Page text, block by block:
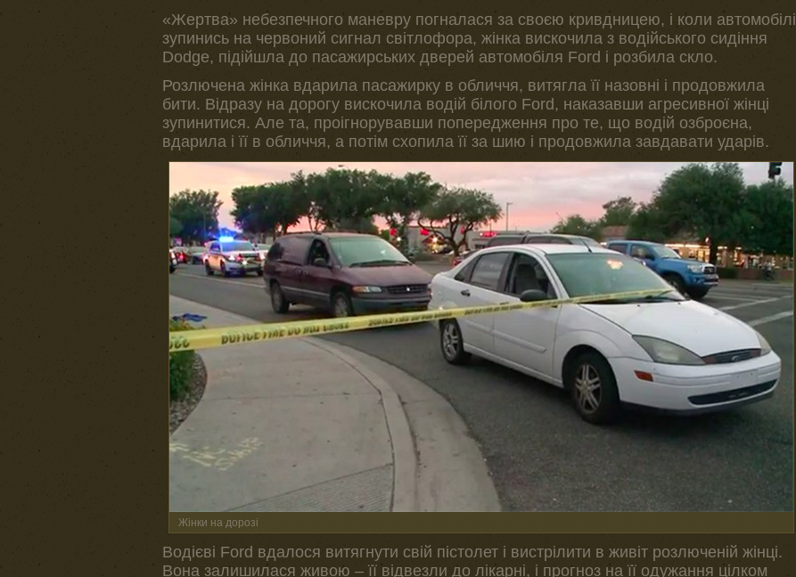
«Жертва» небезпечного маневру погналася за своєю кривдницею, і коли автомобілі
зупинись на червоний сигнал світлофора, жінка вискочила з водійського сидіння
Dodge, підійшла до пасажирських дверей автомобіля Ford і розбила скло.
Розлючена жінка вдарила пасажирку в обличчя, витягла її назовні і продовжила
бити. Відразу на дорогу вискочила водій білого Ford, наказавши агресивної жінці
зупинитися. Але та, проігнорувавши попередження про те, що водій озброєна,
вдарила і її в обличчя, а потім схопила її за шию і продовжила завдавати ударів.
Жінки на дорозі
Водієві Ford вдалося витягнути свій пістолет і вистрілити в живіт розлюченій жінці.
Вона залишилася живою – її відвезли до лікарні, і прогноз на її одужання цілком